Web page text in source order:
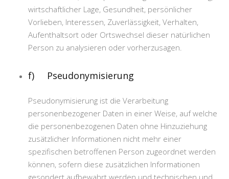
wirtschaftlicher Lage, Gesundheit, persönlicher
Vorlieben, Interessen, Zuverlässigkeit, Verhalten,
Aufenthaltsort oder Ortswechsel dieser natürlichen
Person zu analysieren oder vorherzusagen.
f) Pseudonymisierung
Pseudonymisierung ist die Verarbeitung
personenbezogener Daten in einer Weise, auf welche
die personenbezogenen Daten ohne Hinzuziehung
zusätzlicher Informationen nicht mehr einer
spezifischen betroffenen Person zugeordnet werden
können, sofern diese zusätzlichen Informationen
gesondert aufbewahrt werden und technischen und